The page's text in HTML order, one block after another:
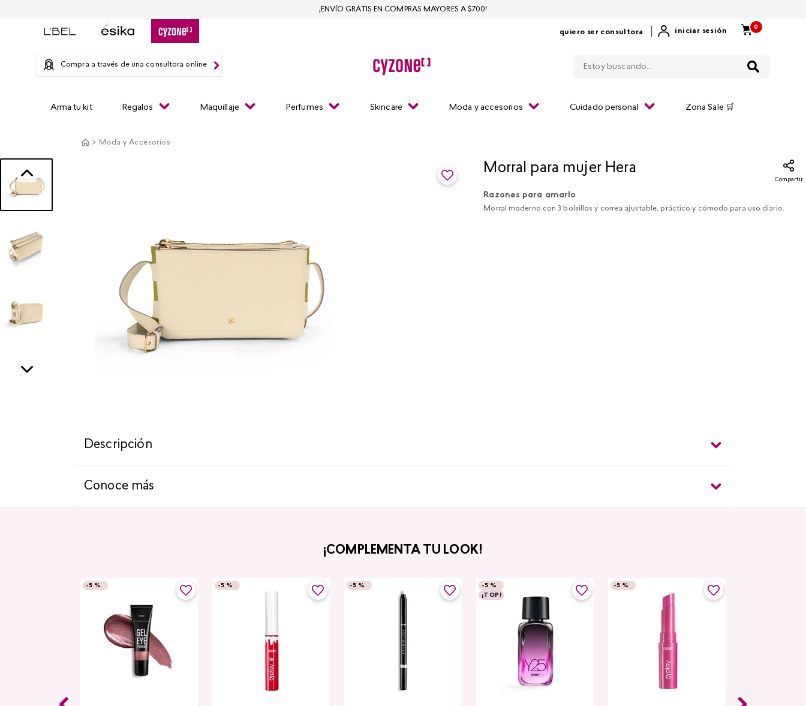
quiero ser consultora iniciar sesión
0
Compra a través de una consultora online
Arma tu kit Regalos Maquillaje Perfumes Skincare Moda y accesorios Cuidado personal Zona Sale 🛒
¡ENVÍO GRATIS EN COMPRAS MAYORES A $700!
Moda y Accesorios
Morral para mujer Hera
Compartir
Razones para amarlo
Morral moderno con 3 bolsillos y correa ajustable, práctico y cómodo para uso diario.
Descripción
Conoce más
¡COMPLEMENTA TU LOOK!
-5 % -5 % -5 % -5 %
¡TOP!
-5 %